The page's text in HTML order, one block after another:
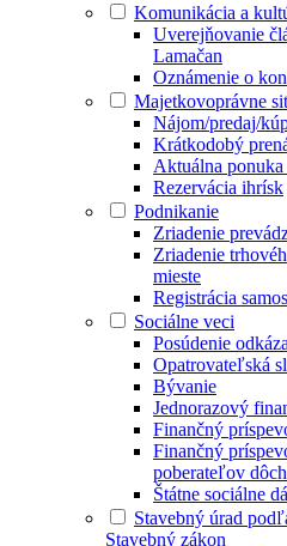
Komunikácia a
Uverejňovanie
Lamačan
Oznámenie o
Majetkovoprávne
Nájom/predaj/
Krátkodobý
Aktuálna
Rezervácia ihrísk
Podnikanie
Zriadenie
Zriadenie
mieste
Registrácia
Sociálne veci
Posúdenie
Opatrovateľská
Bývanie
Jednorazový
Finančný
Finančný
poberateľov
Štátne sociálne
Stavebný úrad
Stavebný zákon